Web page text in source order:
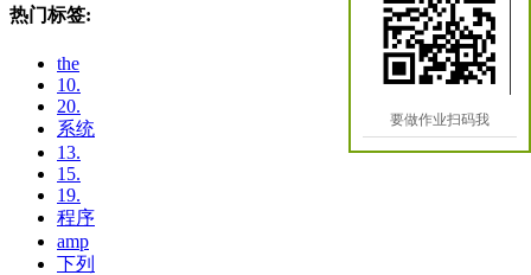
热门标签:
the
10.
20.
系统
13.
15.
19.
程序
amp
下列
要做作业扫码我